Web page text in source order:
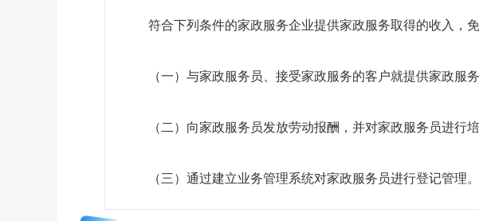
符合下列条件的家政服务企业提供家政服务取得的收入，免
（一）与家政服务员、接受家政服务的客户就提供家政服
（二）向家政服务员发放劳动报酬，并对家政服务员进行
（三）通过建立业务管理系统对家政服务员进行登记管理。